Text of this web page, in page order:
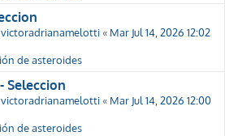
victoradrianamelotti« Mar Jul 14, 2026 12:02
de asteroides
Seleccion
victoradrianamelotti« Mar Jul 14, 2026 12:00
de asteroides